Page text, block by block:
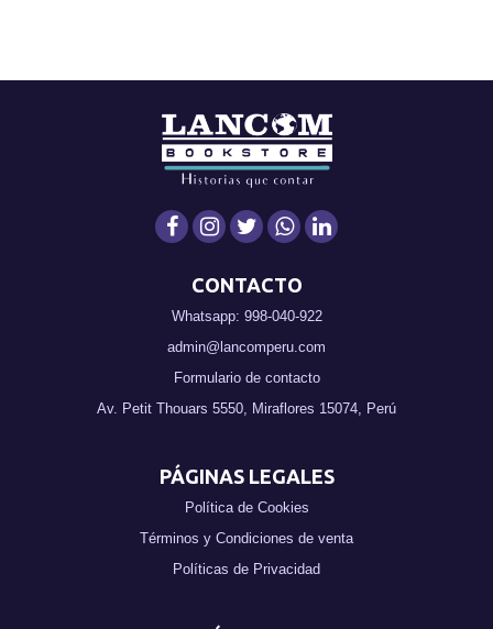
CONTACTO
Whatsapp: 998-040-922
admin@lancomperu.com
Formulario de contacto
Av. Petit Thouars 5550, Miraflores 15074, Perú
PÁGINAS LEGALES
Política de Cookies
Términos y Condiciones de venta
Políticas de Privacidad